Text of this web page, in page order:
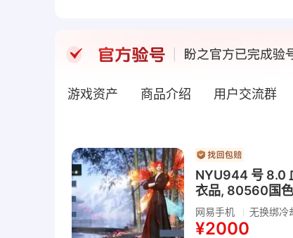
游戏资产 商品介绍 用户交流群
NYU944 号 8.0
衣品, 80560国
网易手机 无换绑冷
¥2000